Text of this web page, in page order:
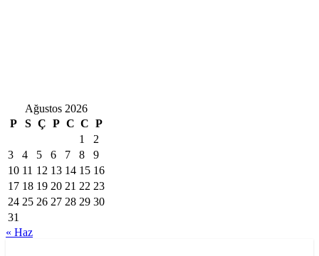
Ağustos 2026
P
S Ç P C C P
1
2
3
4 5 6 7 8
9
10 11 12 13 14 15 16
17 18 19 20 21 22 23
24 25 26 27 28 29 30
31
« Haz